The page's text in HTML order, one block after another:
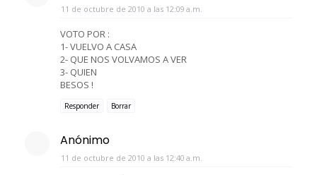
11 de octubre de 2010 a las 12:09 a.m.
VOTO POR :
1- VUELVO A CASA
2- QUE NOS VOLVAMOS A VER
3- QUIEN
BESOS !
Responder Borrar
Anónimo
11 de octubre de 2010 a las 12:40 a.m.